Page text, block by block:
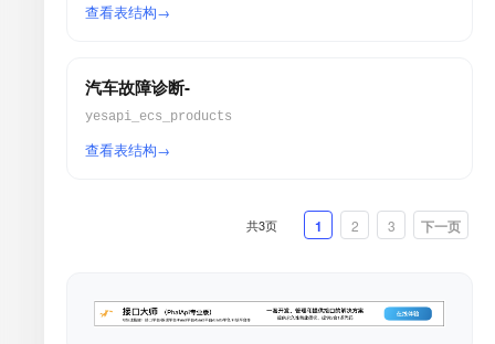
查看表结构
汽车故障诊断-
yesapi_ecs_products
查看表结构
1 2 3 下一页
共3页